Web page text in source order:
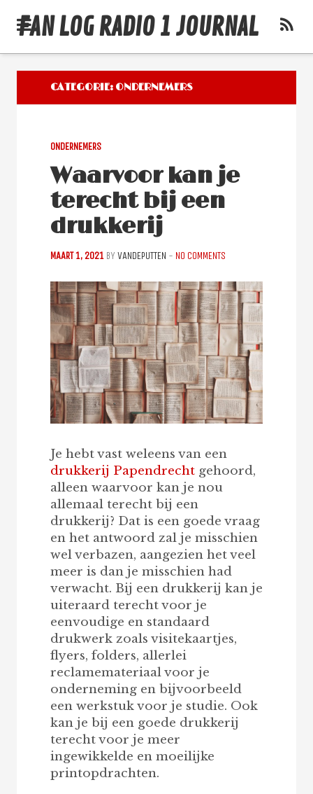
FAN LOG RADIO 1 JOURNAL
CATEGORIE: ONDERNEMERS
ONDERNEMERS
Waarvoor kan je
terecht bij een
drukkerij
MAART 1, 2021 BY VANDEPUTTEN - NO COMMENTS
Je hebt vast weleens van een
drukkerij Papendrecht gehoord,
alleen waarvoor kan je nou
allemaal terecht bij een
drukkerij? Dat is een goede vraag
en het antwoord zal je misschien
wel verbazen, aangezien het veel
meer is dan je misschien had
verwacht. Bij een drukkerij kan je
uiteraard terecht voor je
eenvoudige en standaard
drukwerk zoals visitekaartjes,
flyers, folders, allerlei
reclamemateriaal voor je
onderneming en bijvoorbeeld
een werkstuk voor je studie. Ook
kan je bij een goede drukkerij
terecht voor je meer
ingewikkelde en moeilijke
printopdrachten.